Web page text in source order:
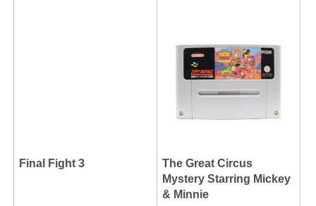
Final Fight 3
The Great Circus
Mystery Starring Mickey
& Minnie